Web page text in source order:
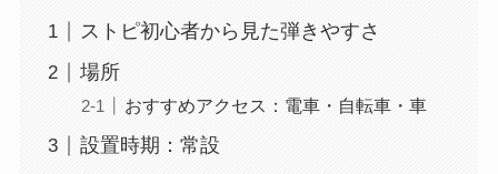
ストピ初心者から見た弾きやすさ
場所
おすすめアクセス：電車・自転車・車
設置時期：常設